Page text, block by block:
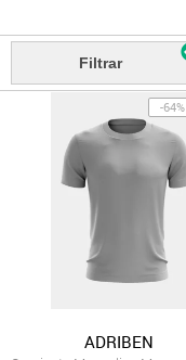
Filtrar
-64%
ADRIBEN